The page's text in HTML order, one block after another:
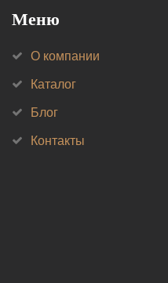
Меню
О компании
Каталог
Блог
Контакты